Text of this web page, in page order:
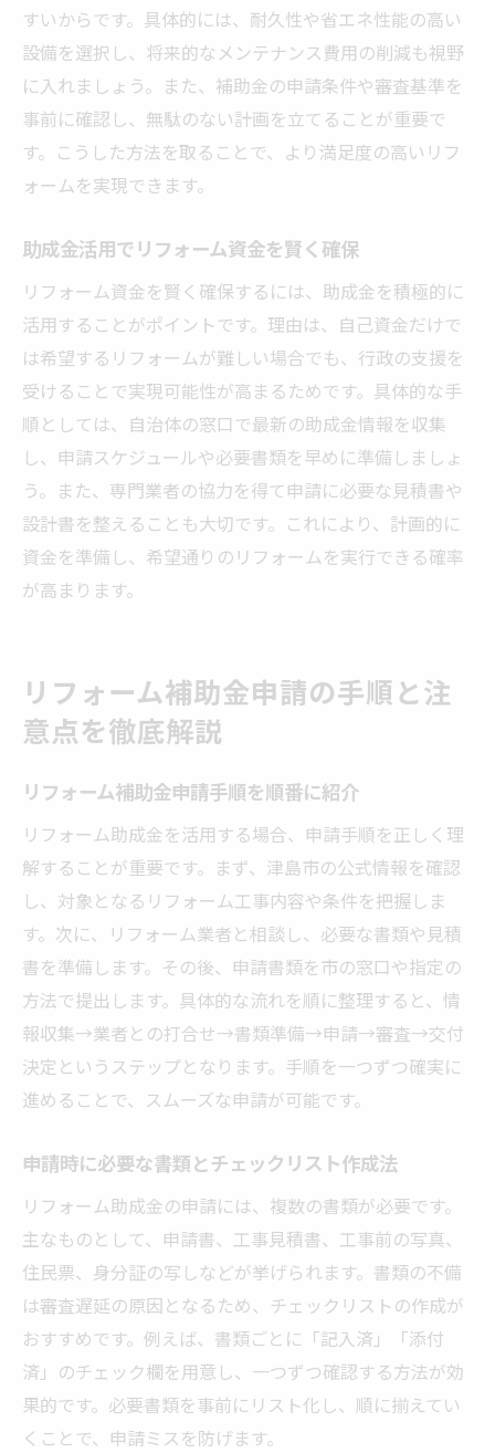
すいからです。具体的には、耐久性や省エネ性能の高い
設備を選択し、将来的なメンテナンス費用の削減も視野
に入れましょう。また、補助金の申請条件や審査基準を
事前に確認し、無駄のない計画を立てることが重要で
す。こうした方法を取ることで、より満足度の高いリフ
ォームを実現できます。
助成金活用でリフォーム資金を賢く確保
リフォーム資金を賢く確保するには、助成金を積極的に
活用することがポイントです。理由は、自己資金だけで
は希望するリフォームが難しい場合でも、行政の支援を
受けることで実現可能性が高まるためです。具体的な手
順としては、自治体の窓口で最新の助成金情報を収集
し、申請スケジュールや必要書類を早めに準備しましょ
う。また、専門業者の協力を得て申請に必要な見積書や
設計書を整えることも大切です。これにより、計画的に
資金を準備し、希望通りのリフォームを実行できる確率
が高まります。
リフォーム補助金申請の手順と注
意点を徹底解説
リフォーム補助金申請手順を順番に紹介
リフォーム助成金を活用する場合、申請手順を正しく理
解することが重要です。まず、津島市の公式情報を確認
し、対象となるリフォーム工事内容や条件を把握しま
す。次に、リフォーム業者と相談し、必要な書類や見積
書を準備します。その後、申請書類を市の窓口や指定の
方法で提出します。具体的な流れを順に整理すると、情
報収集→業者との打合せ→書類準備→申請→審査→交付
決定というステップとなります。手順を一つずつ確実に
進めることで、スムーズな申請が可能です。
申請時に必要な書類とチェックリスト作成法
リフォーム助成金の申請には、複数の書類が必要です。
主なものとして、申請書、工事見積書、工事前の写真、
住民票、身分証の写しなどが挙げられます。書類の不備
は審査遅延の原因となるため、チェックリストの作成が
おすすめです。例えば、書類ごとに「記入済」「添付
済」のチェック欄を用意し、一つずつ確認する方法が効
果的です。必要書類を事前にリスト化し、順に揃えてい
くことで、申請ミスを防げます。